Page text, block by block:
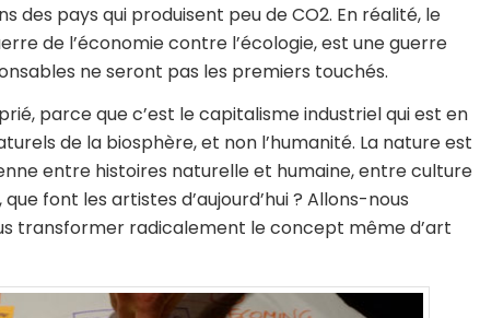
des pays qui produisent peu de CO2. En réalité, le
de l’économie contre l’écologie, est une guerre
ne seront pas les premiers touchés.
parce que c’est le capitalisme industriel qui est en
de la biosphère, et non l’humanité. La nature est
entre histoires naturelle et humaine, entre culture
font les artistes d’aujourd’hui ? Allons-nous
transformer radicalement le concept même d’art